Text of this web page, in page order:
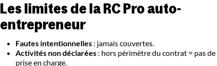
Les limites de la RC Pro auto-
entrepreneur
Fautes intentionnelles : jamais couvertes.
Activités non déclarées : hors périmètre du contrat = pas de
prise en charge.